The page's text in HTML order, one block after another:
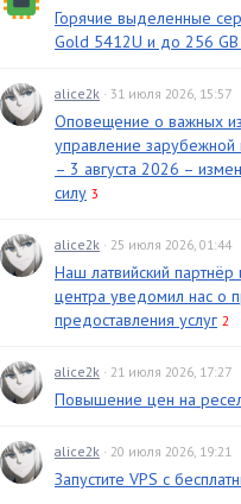
Горячие выделенные
Gold 5412U и до 256 GB
alice2k · 31 июля 2026, 15:57
Оповещение о важных
управление зарубежной
– 3 августа 2026 –
силу 3
alice2k · 25 июля 2026, 01:44
Наш латвийский
центра уведомил нас о
предоставления услуг 2
alice2k · 21 июля 2026, 17:27
Повышение цен на
alice2k · 20 июля 2026, 19:21
Запустите VPS с